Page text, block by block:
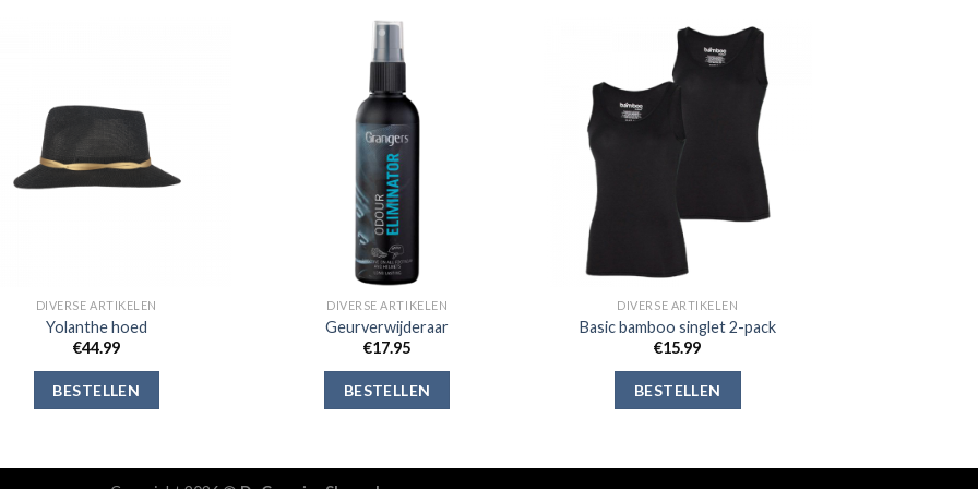
DIVERSE ARTIKELEN
Yolanthe hoed
€44.99
BESTELLEN
DIVERSE ARTIKELEN
Geurverwijderaar
€17.95
BESTELLEN
Toevoegen
aan
verlanglijst
DIVERSE ARTIKELEN
Basic bamboo singlet 2-pack
€15.99
BESTELLEN